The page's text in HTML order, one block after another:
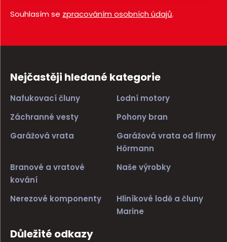
Souhlasím se zpracováním osobních údajů.
Nejčastěji hledané kategorie
Nafukovací čluny
Lodní motory
Záchranné vesty
Pohony bran
Garážová vrata
Garážová vrata od firmy
Hörmann
Branové a vratové
kování
Naše výrobky
Nerezové komponenty
Hliníkové lodě a čluny
Marine
Důležité odkazy